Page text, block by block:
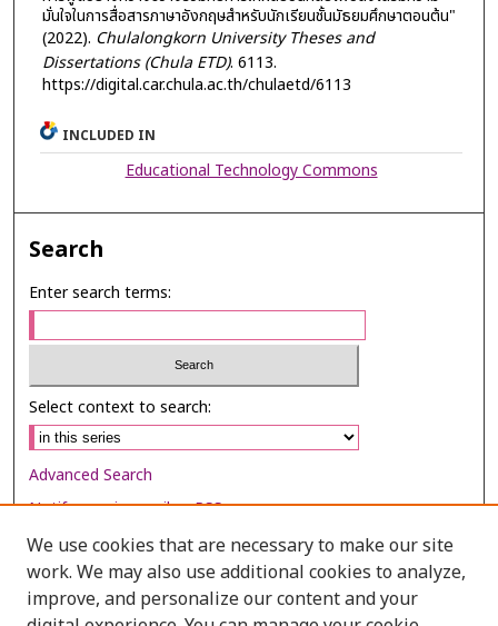
มั่นใจในการสื่อสารภาษาอังกฤษสำหรับนักเรียนชั้นมัธยมศึกษาตอนต้น"
(2022). Chulalongkorn University Theses and
Dissertations (Chula ETD). 6113.
https://digital.car.chula.ac.th/chulaetd/6113
INCLUDED IN
Educational Technology Commons
Search
Enter search terms:
Select context to search:
Advanced Search
Notify me via email orRSS
Browse
Collections
We use cookies that are necessary to make our site
work. We may also use additional cookies to analyze,
improve, and personalize our content and your